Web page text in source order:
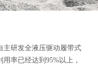
主研发全液压驱动履带式
率已经达到95%以上，